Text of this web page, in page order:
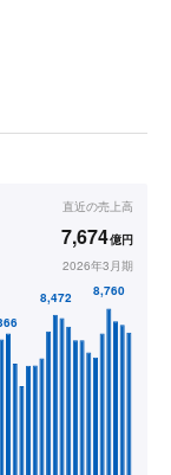
直近の売上高
7,674億円
2026年3月期